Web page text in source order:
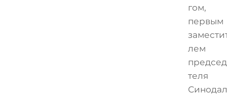
гом,
первым
лем
теля